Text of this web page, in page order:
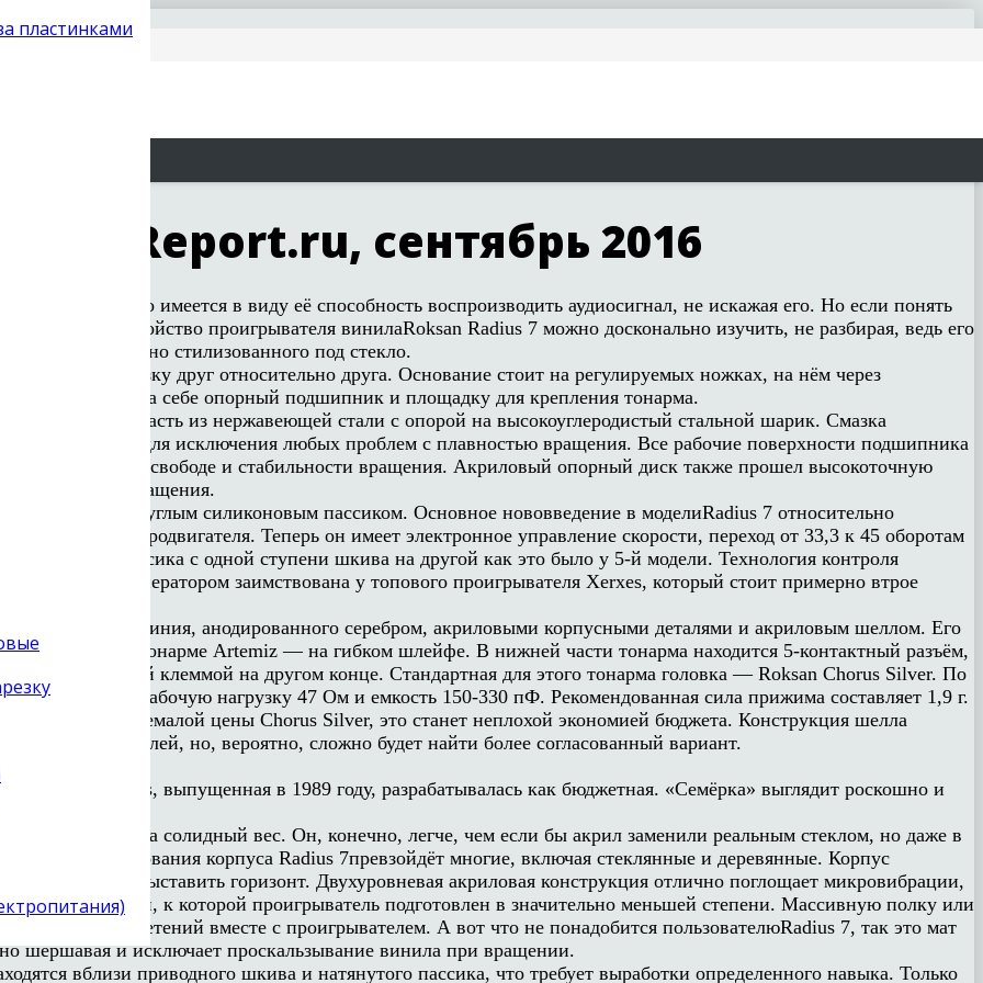
пластинками
AV Report.ru, сентябрь 2016
обычно имеется в виду её способность воспроизводить аудиосигнал, не искажая его. Но если понять
Устройство проигрывателя винилаRoksan Radius 7 можно досконально изучить, не разбирая, ведь его
эффектно стилизованного под стекло.
виброразвязку друг относительно друга. Основание стоит на регулируемых ножках, на нём через
стола несёт на себе опорный подшипник и площадку для крепления тонарма.
часть из нержавеющей стали с опорой на высокоуглеродистый стальной шарик. Смазка
трения для исключения любых проблем с плавностью вращения. Все рабочие поверхности подшипника
максимальной свободе и стабильности вращения. Акриловый опорный диск также прошел высокоточную
оси вращения.
диск круглым силиконовым пассиком. Основное нововведение в моделиRadius 7 относительно
блока электродвигателя. Теперь он имеет электронное управление скорости, переход от 33,3 к 45 оборотам
пассика с одной ступени шкива на другой как это было у 5-й модели. Технология контроля
кварцевым генератором заимствована у топового проигрывателя Xerxes, который стоит примерно втрое
из алюминия, анодированного серебром, акриловыми корпусными деталями и акриловым шеллом. Его
флагманском тонарме Artemiz — на гибком шлейфе. В нижней части тонарма находится 5-контактный разъём,
и земляной клеммой на другом конце. Стандартная для этого тонарма головка — Roksan Chorus Silver. По
на рабочую нагрузку 47 Ом и емкость 150-330 пФ. Рекомендованная сила прижима составляет 1,9 г.
На фоне немалой цены Chorus Silver, это станет неплохой экономией бюджета. Конструкция шелла
производителей, но, вероятно, сложно будет найти более согласованный вариант.
модель Radius, выпущенная в 1989 году, разрабатывалась как бюджетная. «Семёрка» выглядит роскошно и
качества.
весьма солидный вес. Он, конечно, легче, чем если бы акрил заменили реальным стеклом, но даже в
демпфирования корпуса Radius 7превзойдёт многие, включая стеклянные и деревянные. Корпус
строго выставить горизонт. Двухуровневая акриловая конструкция отлично поглощает микровибрации,
встряски, к которой проигрыватель подготовлен в значительно меньшей степени. Массивную полку или
приобретений вместе с проигрывателем. А вот что не понадобится пользователюRadius 7, так это мат
шершавая и исключает проскальзывание винила при вращении.
вблизи приводного шкива и натянутого пассика, что требует выработки определенного навыка. Только